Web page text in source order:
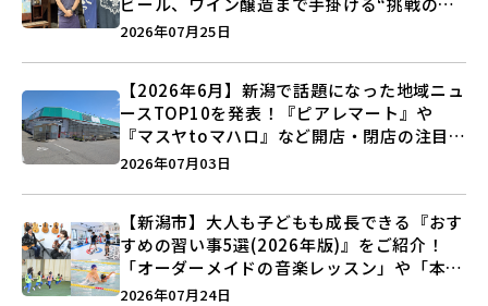
史”に迫る♪
2026年07月25日
【2026年6月】新潟で話題になった地域ニュ
ースTOP10を発表！『ピアレマート』や
『マスヤtoマハロ』など開店・閉店の注目記
事をランキングでご紹介♪
2026年07月03日
【新潟市】大人も子どもも成長できる『おす
すめの習い事5選(2026年版)』をご紹介！
「オーダーメイドの音楽レッスン」や「本格
キックボクシング」で新しい自分を見つけよ
2026年07月24日